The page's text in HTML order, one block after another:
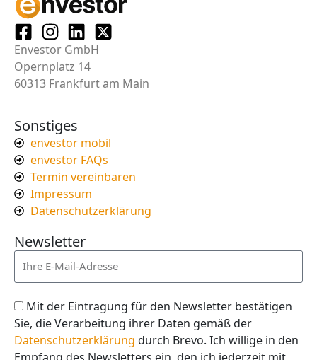
Envestor GmbH
Opernplatz 14
60313 Frankfurt am Main
Sonstiges
envestor mobil
envestor FAQs
Termin vereinbaren
Impressum
Datenschutzerklärung
Newsletter
Mit der Eintragung für den Newsletter bestätigen
Sie, die Verarbeitung ihrer Daten gemäß der
Datenschutzerklärung durch Brevo. Ich willige in den
Empfang des Newsletters ein, den ich jederzeit mit